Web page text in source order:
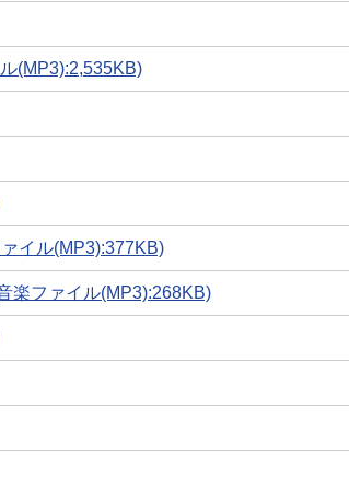
(MP3):2,535KB)
イル(MP3):377KB)
ファイル(MP3):268KB)